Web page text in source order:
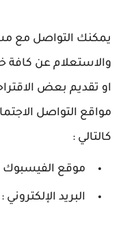
يمكنك التواصل مع
والاستعلام عن
او تقديم بعض
مواقع التواصل
كالتالي :
موقع الفيسبوك
البريد الإلكتروني : info@skuh.org.